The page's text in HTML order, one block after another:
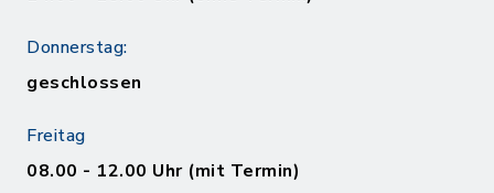
Donnerstag:
geschlossen
Freitag
08.00 - 12.00 Uhr (mit Termin)